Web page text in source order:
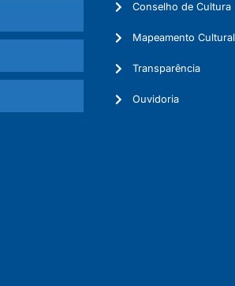
Conselho de Cultura
Mapeamento Cultural
Transparência
Ouvidoria